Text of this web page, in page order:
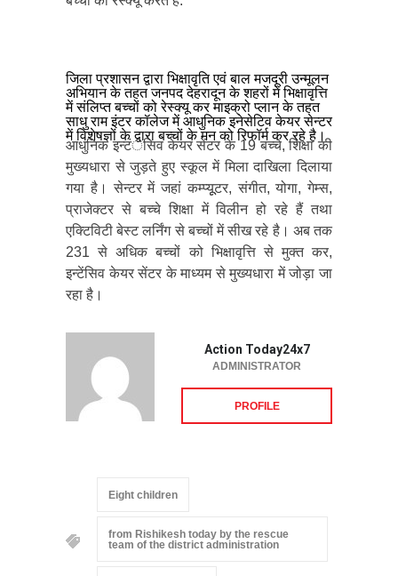
जिला प्रशासन द्वारा भिक्षावृति एवं बाल मजदूरी उन्मूलन
अभियान के तहत जनपद देहरादून के शहरों में भिक्षावृत्ति
में संलिप्त बच्चों को रेस्क्यू कर माइक्रो प्लान के तहत
साधु राम इंटर कॉलेज में आधुनिक इनेसेटिव केयर सेन्टर
में विशेषज्ञों के द्वारा बच्चों के मन को रिफॉर्म कर रहे है।
आधुनिक इन्टंेसिव केयर सेंटर के 19 बच्चे, शिक्षा की
मुख्यधारा से जुड़ते हुए स्कूल में मिला दाखिला दिलाया
गया है। सेन्टर में जहां कम्प्यूूटर, संगीत, योगा, गेम्स,
प्राजेक्टर से बच्चे शिक्षा में विलीन हो रहे हैं तथा
एक्टिविटी बेस्ट लर्निंग से बच्चों में सीख रहे है। अब तक
231 से अधिक बच्चों को भिक्षावृत्ति से मुक्त कर,
इन्टेंसिव केयर सेंटर के माध्यम से मुख्यधारा में जोड़ा जा
रहा है।
Action Today24x7
ADMINISTRATOR
PROFILE
Eight children
from Rishikesh today by the rescue
team of the district administration